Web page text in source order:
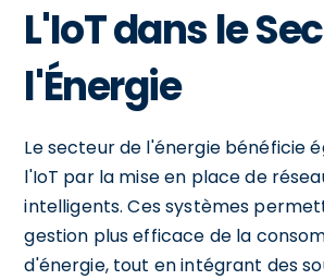
L'IoT dans le
l'Énergie
Le secteur de l'énergie bénéficie
l'IoT par la mise en place de
intelligents. Ces systèmes
gestion plus efficace de la
d'énergie, tout en intégrant des